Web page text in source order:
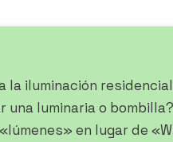
la iluminación
luminaria o bombilla?
en lugar de